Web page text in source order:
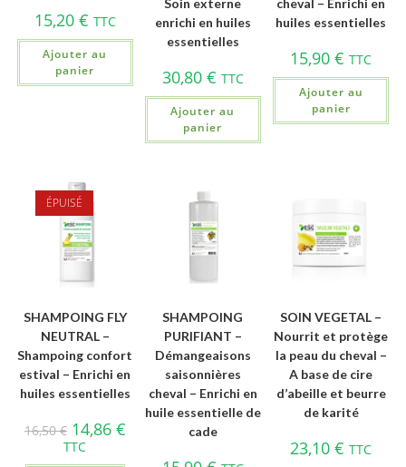
15,20 € TTC
Ajouter au
panier
enrichi en huiles
essentielles
30,80 € TTC
Ajouter au
panier
huiles essentielles
15,90€ TTC
Ajouter au
panier
ÉPUISÉ
SHAMPOING FLY
NEUTRAL –
Shampoing confort
estival – Enrichi en
huiles essentielles
16,50€ 14,86 €
TTC
SHAMPOING
PURIFIANT –
Démangeaisons
saisonnières
cheval – Enrichi en
huile essentielle de
cade
SOIN VEGETAL –
Nourrit et protège
la peau du cheval –
A base de cire
d’abeille et beurre
de karité
23,10€ TTC